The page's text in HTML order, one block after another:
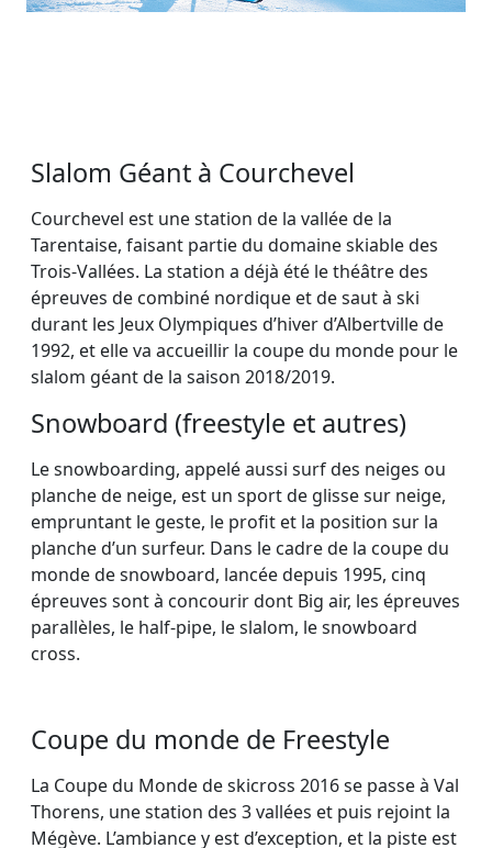
Slalom Géant à Courchevel
Courchevel est une station de la vallée de la
Tarentaise, faisant partie du domaine skiable des
Trois-Vallées. La station a déjà été le théâtre des
épreuves de combiné nordique et de saut à ski
durant les Jeux Olympiques d’hiver d’Albertville de
1992, et elle va accueillir la coupe du monde pour le
slalom géant de la saison 2018/2019.
Snowboard (freestyle et autres)
Le snowboarding, appelé aussi surf des neiges ou
planche de neige, est un sport de glisse sur neige,
empruntant le geste, le profit et la position sur la
planche d’un surfeur. Dans le cadre de la coupe du
monde de snowboard, lancée depuis 1995, cinq
épreuves sont à concourir dont Big air, les épreuves
parallèles, le half-pipe, le slalom, le snowboard
cross.
Coupe du monde de Freestyle
La Coupe du Monde de skicross 2016 se passe à Val
Thorens, une station des 3 vallées et puis rejoint la
Mégève. L’ambiance y est d’exception, et la piste est